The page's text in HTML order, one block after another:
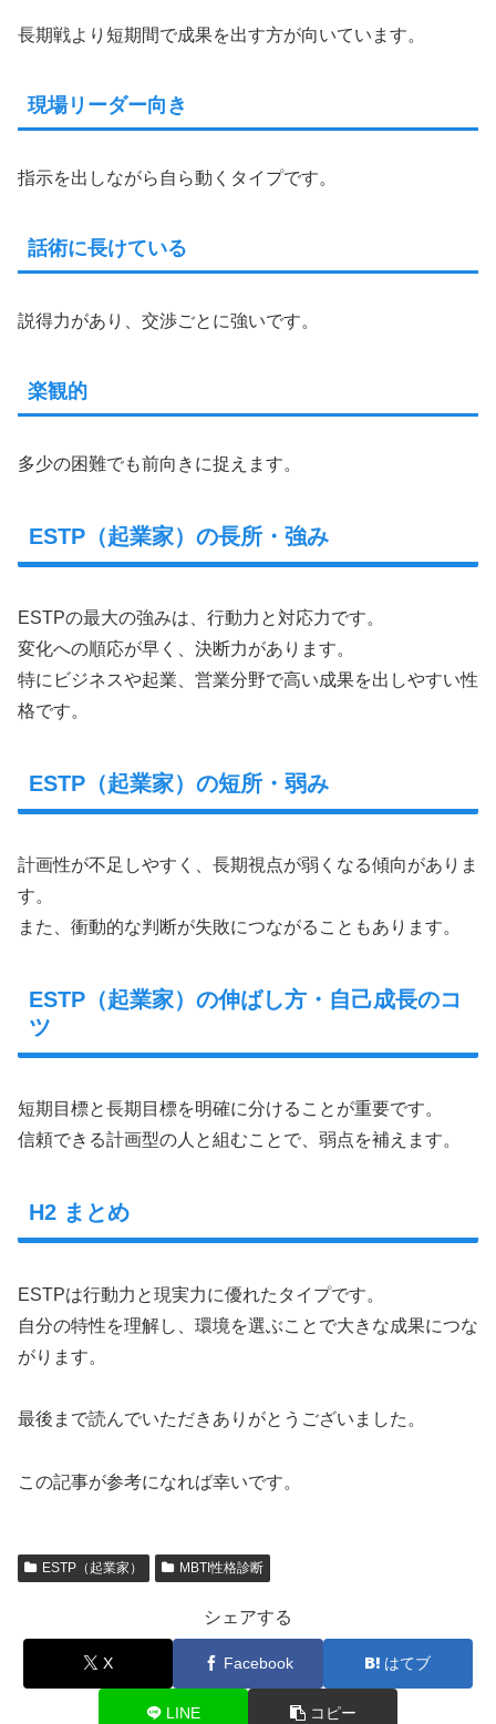
長期戦より短期間で成果を出す方が向いています。
現場リーダー向き
指示を出しながら自ら動くタイプです。
話術に長けている
説得力があり、交渉ごとに強いです。
楽観的
多少の困難でも前向きに捉えます。
ESTP（起業家）の長所・強み
ESTPの最大の強みは、行動力と対応力です。
変化への順応が早く、決断力があります。
特にビジネスや起業、営業分野で高い成果を出しやすい性
格です。
ESTP（起業家）の短所・弱み
計画性が不足しやすく、長期視点が弱くなる傾向がありま
す。
また、衝動的な判断が失敗につながることもあります。
ESTP（起業家）の伸ばし方・自己成長のコ
ツ
短期目標と長期目標を明確に分けることが重要です。
信頼できる計画型の人と組むことで、弱点を補えます。
H2 まとめ
ESTPは行動力と現実力に優れたタイプです。
自分の特性を理解し、環境を選ぶことで大きな成果につな
がります。
最後まで読んでいただきありがとうございました。
この記事が参考になれば幸いです。
ESTP（起業家） MBTI性格診断
シェアする
X Facebook はてブ
LINE コピー